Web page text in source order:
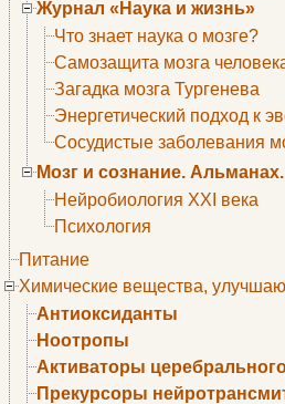
Журнал «Наука и жизнь»
Что знает наука о мозге?
Самозащита мозга
Загадка мозга Тургенева
Энергетический подход к
Сосудистые заболевания
Мозг и сознание. Альманах.
Нейробиология XXI века
Психология
Питание
Химические вещества,
Антиоксиданты
Ноотропы
Активаторы
Прекурсоры